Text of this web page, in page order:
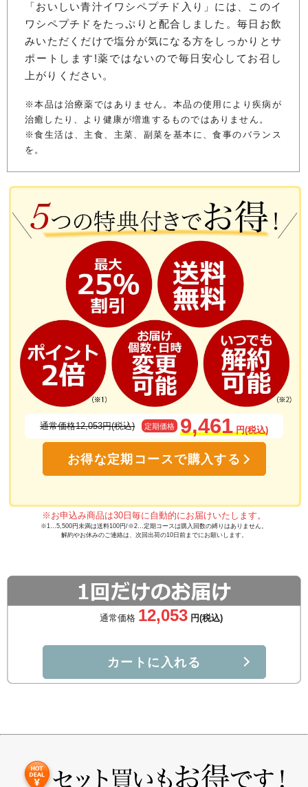
「おいしい青汁イワシペプチド入り」には、このイ
ワシペプチドをたっぷりと配合しました。毎日お飲
みいただくだけで塩分が気になる方をしっかりとサ
ポートします!薬ではないので毎日安心してお召し
上がりください。
※本品は治療薬ではありません。本品の使用により疾病が
治癒したり、より健康が増進するものではありません。
※食生活は、主食、主菜、副菜を基本に、食事のバランス
を。
通常価格 12,053 円(税込)
カートに入れる
通常価格12,053円(税込) 定期価格 9,461 円(税込)
お得な定期コースで購入する
※お申込み商品は30日毎に自動的にお届けいたします。
※1…5,500円未満は送料100円/※2…定期コースは購入回数の縛りはありません。
解約やお休みのご連絡は、次回出荷の10日前までにお願いします。